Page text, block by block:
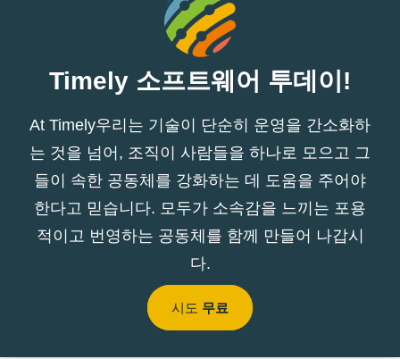
Timely 소프트웨어 투데이!
At Timely우리는 기술이 단순히 운영을 간소화하
는 것을 넘어, 조직이 사람들을 하나로 모으고 그
들이 속한 공동체를 강화하는 데 도움을 주어야
한다고 믿습니다. 모두가 소속감을 느끼는 포용
적이고 번영하는 공동체를 함께 만들어 나갑시
다.
시도 무료